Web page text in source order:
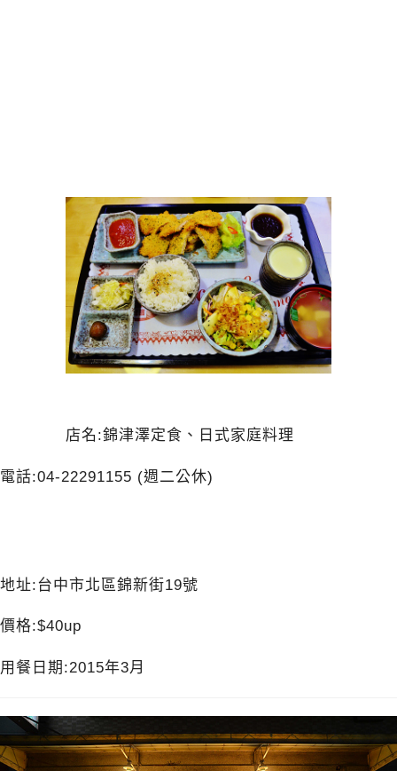
店名:錦津澤定食、日式家庭料理
電話:04-22291155 (週二公休)
地址:台中市北區錦新街19號
價格:$40up
用餐日期:2015年3月